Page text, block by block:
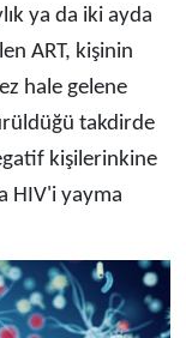
ya da iki ayda
ART, kişinin
hale gelene
takdirde
kişilerinkine
HIV'i yayma